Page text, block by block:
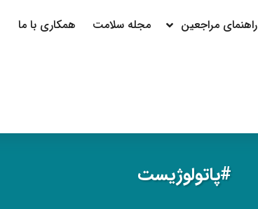
راهنمای مراجعین مجله سلامت همکاری با ما
#پاتولوژیست